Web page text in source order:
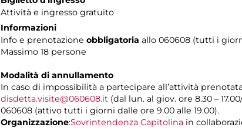
Attività e ingresso gratuito
Informazioni
Info e prenotazione obbligatoria allo 060608 (tutti i
Massimo 18 persone
Modalità di annullamento
In caso di impossibilità a partecipare all’attività
disdetta.visite@060608.it (dal lun. al giov. ore 8.30 –
060608 (attivo tutti i giorni dalle ore 9.00 alle 19.00).
Organizzazione:Sovrintendenza Capitolina in